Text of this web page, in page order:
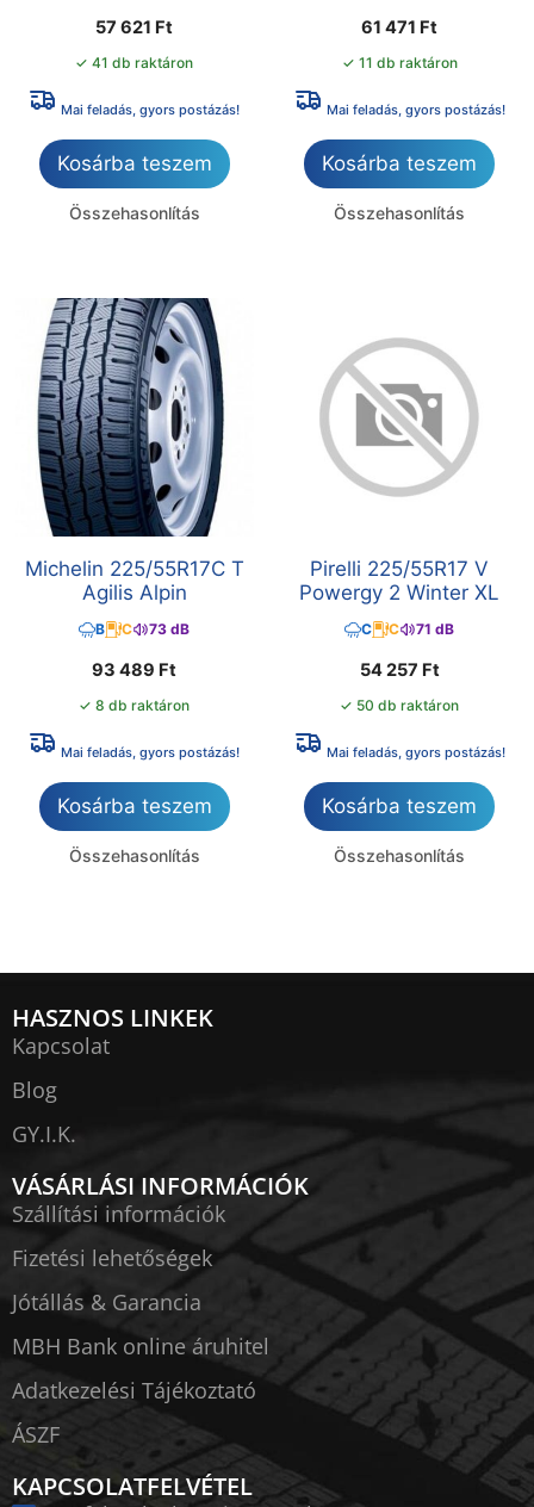
57 621 Ft
✓ 41 db raktáron
Mai feladás, gyors postázás!
Kosárba teszem
Összehasonlítás
61 471 Ft
✓ 11 db raktáron
Mai feladás, gyors postázás!
Kosárba teszem
Összehasonlítás
Michelin 225/55R17C T
Agilis Alpin
B C 73 dB
93 489 Ft
✓ 8 db raktáron
Mai feladás, gyors postázás!
Kosárba teszem
Összehasonlítás
Pirelli 225/55R17 V
Powergy 2 Winter XL
C C 71 dB
54 257 Ft
✓ 50 db raktáron
Mai feladás, gyors postázás!
Kosárba teszem
Összehasonlítás
HASZNOS LINKEK
Kapcsolat
Blog
GY.I.K.
VÁSÁRLÁSI INFORMÁCIÓK
Szállítási információk
Fizetési lehetőségek
Jótállás & Garancia
MBH Bank online áruhitel
Adatkezelési Tájékoztató
ÁSZF
KAPCSOLATFELVÉTEL